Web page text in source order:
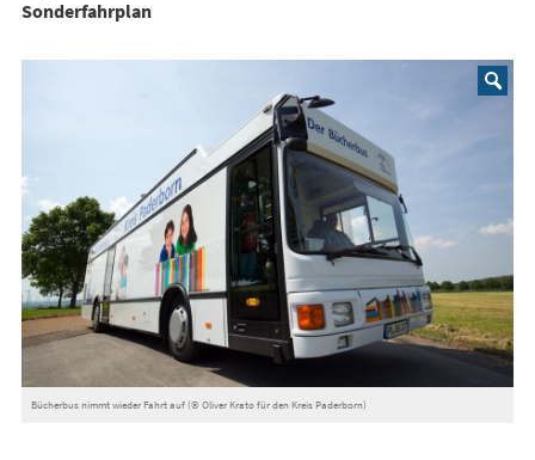
Sonderfahrplan
Bücherbus nimmt wieder Fahrt auf (© Oliver Krato für den Kreis Paderborn)